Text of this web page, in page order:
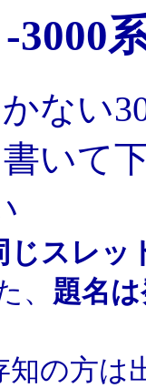
3000
ない
いて
じスレ
、 題名
知の方